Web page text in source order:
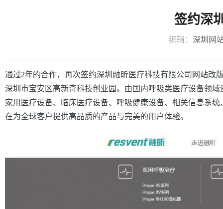
签约深
编辑： 深圳网
通过2年的合作，再次签约深圳融昕医疗科技有限公司网站改
深圳市宝安区高新奇科技创业园。由国内呼吸类医疗设备领
家用医疗设备、临床医疗设备、呼吸健康设备、相关信息系
在为全球客户提供高品质的产品与完美的用户体验。